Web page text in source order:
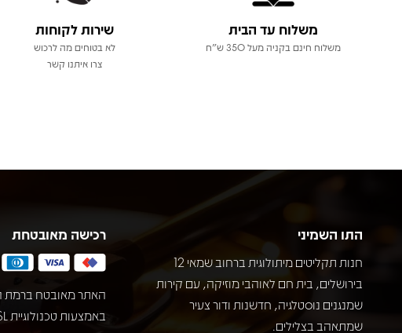
משלוח עד הבית
משלוח חינם בקניה מעל 350 ש"ח
שירות לקוחות
לא בטוחים מה לרכוש
צרו איתנו קשר
התו השמיני
חנות תקליטים מיתולוגית ברחוב שמאי 12
בירושלים, בית חם לאוהבי מוזיקה, עם קירות
שמנגנים נוסטלגיה, חדשנות ודור צעיר
שמתאהב בצלילים.
רכישה מאובטחת
האתר מאובטח ברמת